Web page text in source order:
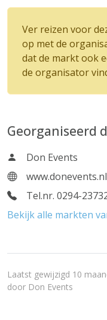
Ver reizen voor
op met de
dat de markt ook
de organisator
Georganiseerd
Don Events
www.donevents.nl
Tel.nr. 0294-
Bekijk alle markten
Laatst gewijzigd 10
door Don Events